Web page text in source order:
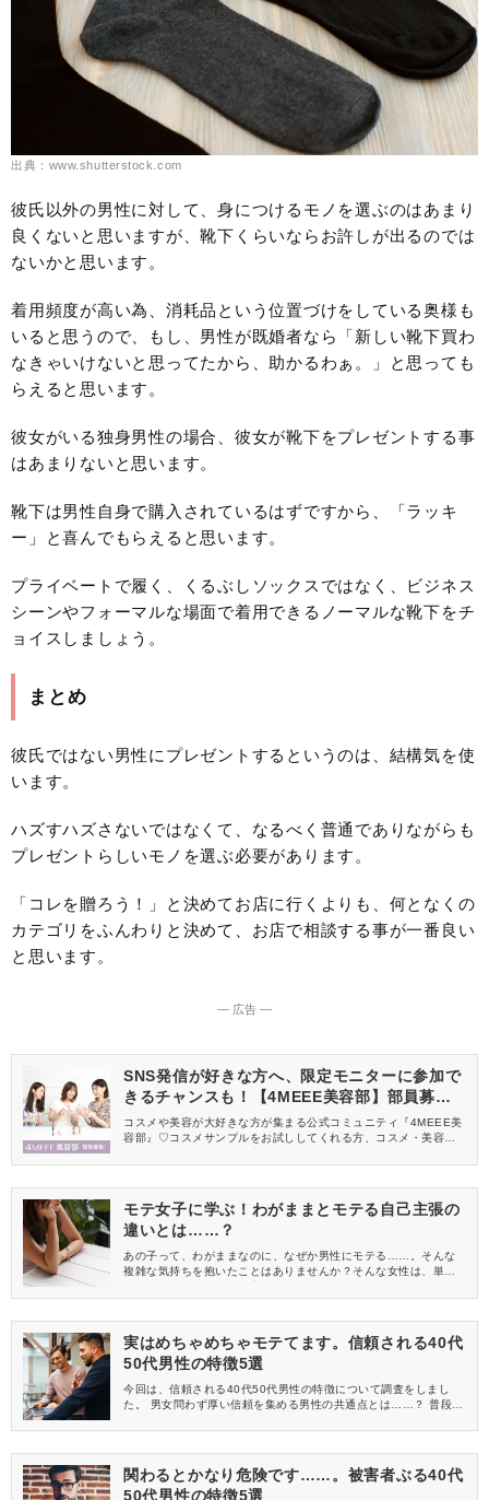
出典：www.shutterstock.com
彼氏以外の男性に対して、身につけるモノを選ぶのはあまり
良くないと思いますが、靴下くらいならお許しが出るのでは
ないかと思います。
着用頻度が高い為、消耗品という位置づけをしている奥様も
いると思うので、もし、男性が既婚者なら「新しい靴下買わ
なきゃいけないと思ってたから、助かるわぁ。」と思っても
らえると思います。
彼女がいる独身男性の場合、彼女が靴下をプレゼントする事
はあまりないと思います。
靴下は男性自身で購入されているはずですから、「ラッキ
ー」と喜んでもらえると思います。
プライベートで履く、くるぶしソックスではなく、ビジネス
シーンやフォーマルな場面で着用できるノーマルな靴下をチ
ョイスしましょう。
まとめ
彼氏ではない男性にプレゼントするというのは、結構気を使
います。
ハズすハズさないではなくて、なるべく普通でありながらも
プレゼントらしいモノを選ぶ必要があります。
「コレを贈ろう！」と決めてお店に行くよりも、何となくの
カテゴリをふんわりと決めて、お店で相談する事が一番良い
と思います。
― 広告 ―
SNS発信が好きな方へ、限定モニターに参加で
きるチャンスも！【4MEEE美容部】部員募集
中
コスメや美容が大好きな方が集まる公式コミュニティ『4MEEE美
容部』♡コスメサンプルをお試ししてくれる方、コスメ・美容情報
モテ女子に学ぶ！わがままとモテる自己主張の
違いとは……？
あの子って、わがままなのに、なぜか男性にモテる……。そんな
複雑な気持ちを抱いたことはありませんか？そんな女性は、単な
もしれません。モテる・モテないの分かれ目にもなる、わがまま
す。
実はめちゃめちゃモテてます。信頼される40代
50代男性の特徴5選
今回は、信頼される40代50代男性の特徴について調査をしまし
た。 男女問わず厚い信頼を集める男性の共通点とは……？ 普段は
関わるとかなり危険です……。被害者ぶる40代
50代男性の特徴5選